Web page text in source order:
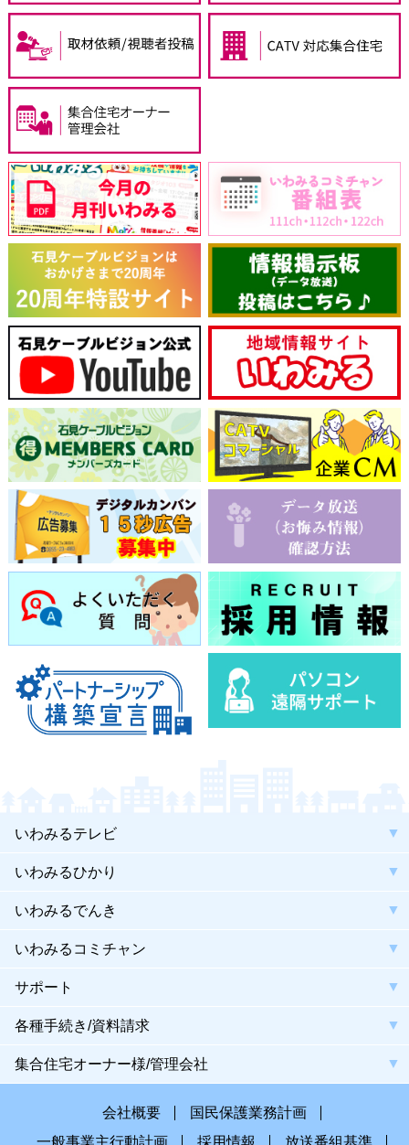
いわみるテレビ
いわみるひかり
いわみるでんき
いわみるコミチャン
サポート
各種手続き/資料請求
集合住宅オーナー様/管理会社
会社概要
国民保護業務計画
一般事業主行動計画
採用情報 放送番組基準